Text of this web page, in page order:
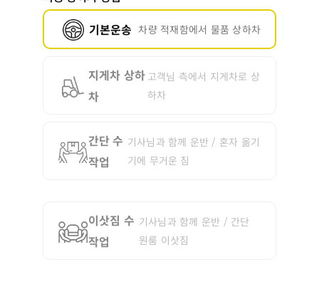
기본운송 차량 적재함에서 물품 상하차
지게차 상하
차
고객님 측에서 지게차로 상
하차
간단 수
작업
기사님과 함께 운반 / 혼자 옮기
기에 무거운 짐
이삿짐 수
작업
기사님과 함께 운반 / 간단
원룸 이삿짐